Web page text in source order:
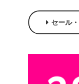
セール